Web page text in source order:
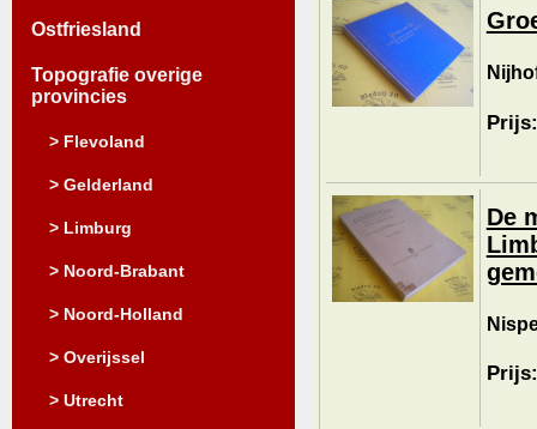
Ostfriesland
Topografie overige
provincies
> Flevoland
> Gelderland
> Limburg
> Noord-Brabant
> Noord-Holland
> Overijssel
> Utrecht
De